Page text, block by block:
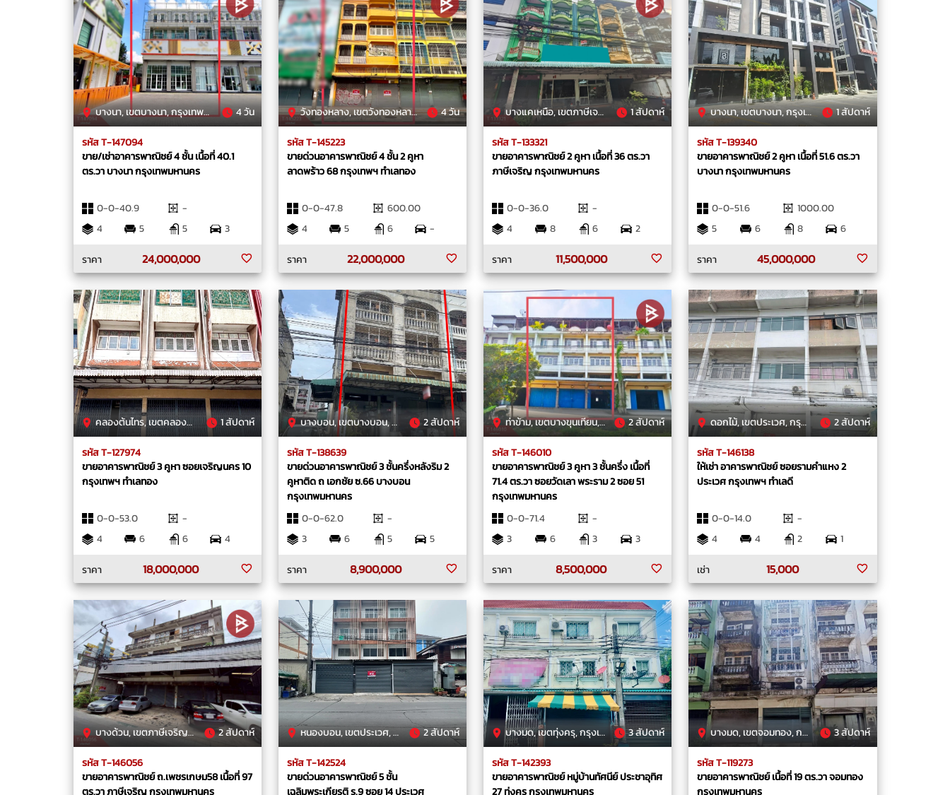
บางนา, เขตบางนา, กรุงเทพมหานคร 4 วัน
รหัส T-147094
ขาย/เช่าอาคารพาณิชย์ 4 ชั้น เนื้อที่ 40.1
ตร.วา บางนา กรุงเทพมหานคร
0-0-40.9
-
4
5 5
3
ราคา
24,000,000
วังทองหลาง, เขตวังทองหลาง, กรุงเทพมหานคร 4 วัน
รหัส T-145223
ขายด่วนอาคารพาณิชย์ 4 ชั้น 2 คูหา
ลาดพร้าว 68 กรุงเทพฯ ทำเลทอง
0-0-47.8
600.00
4
5 6
-
ราคา
22,000,000
บางแคเหนือ, เขตภาษีเจริญ, กรุงเทพมหานคร 1 สัปดาห์
รหัส T-133321
ขายอาคารพาณิชย์ 2 คูหา เนื้อที่ 36 ตร.วา
ภาษีเจริญ กรุงเทพมหานคร
0-0-36.0
-
4
8 6
2
ราคา
11,500,000
บางนา, เขตบางนา, กรุงเทพมหานคร 1 สัปดาห์
รหัส T-139340
ขายอาคารพาณิชย์ 2 คูหา เนื้อที่ 51.6 ตร.วา
บางนา กรุงเทพมหานคร
0-0-51.6
1000.00
5
6 8
6
ราคา
45,000,000
คลองต้นไทร, เขตคลองสาน, กรุงเทพมหานคร 1 สัปดาห์
รหัส T-127974
ขายอาคารพาณิชย์ 3 คูหา ซอยเจริญนคร 10
กรุงเทพฯ ทำเลทอง
0-0-53.0
-
4
6 6
4
ราคา
18,000,000
บางบอน, เขตบางบอน, กรุงเทพมหานคร 2 สัปดาห์
รหัส T-138639
ขายด่วนอาคารพาณิชย์ 3 ชั้นครึ่งหลังริม 2
คูหาติด ถ เอกชัย ซ.66 บางบอน
กรุงเทพมหานคร
0-0-62.0
-
3
6 5
5
ราคา
8,900,000
ท่าข้าม, เขตบางขุนเทียน, กรุงเทพมหานคร 2 สัปดาห์
รหัส T-146010
ขายอาคารพาณิชย์ 3 คูหา 3 ชั้นครึ่ง เนื้อที่
71.4 ตร.วา ซอยวัดเลา พระราม 2 ซอย 51
กรุงเทพมหานคร
0-0-71.4
-
3
6 3
3
ราคา
8,500,000
ดอกไม้, เขตประเวศ, กรุงเทพมหานคร 2 สัปดาห์
รหัส T-146138
ให้เช่า อาคารพาณิชย์ ซอยรามคำแหง 2
ประเวศ กรุงเทพฯ ทำเลดี
0-0-14.0
-
4
4 2
1
เช่า
15,000
บางด้วน, เขตภาษีเจริญ, กรุงเทพมหานคร 2 สัปดาห์
รหัส T-146056
ขายอาคารพาณิชย์ ถ.เพชรเกษม58 เนื้อที่ 97
ตร.วา ภาษีเจริญ กรุงเทพมหานคร
หนองบอน, เขตประเวศ, กรุงเทพมหานคร 2 สัปดาห์
รหัส T-142524
ขายด่วนอาคารพาณิชย์ 5 ชั้น
เฉลิมพระเกียรติ ร.9 ซอย 14 ประเวศ
บางมด, เขตทุ่งครุ, กรุงเทพมหานคร 3 สัปดาห์
รหัส T-142393
ขายอาคารพาณิชย์ หมู่บ้านทัศนีย์ ประชาอุทิศ
27 ทุ่งครุ กรุงเทพมหานคร
บางมด, เขตจอมทอง, กรุงเทพมหานคร 3 สัปดาห์
รหัส T-119273
ขายอาคารพาณิชย์ เนื้อที่ 19 ตร.วา จอมทอง
กรุงเทพมหานคร